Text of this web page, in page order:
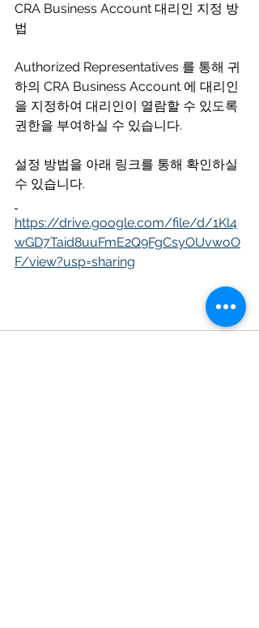
CRA Business Account 대리인 지정 방
법
Authorized Representatives 를 통해 귀
하의 CRA Business Account 에 대리인
을 지정하여 대리인이 열람할 수 있도록
권한을 부여하실 수 있습니다.
설정 방법을 아래 링크를 통해 확인하실
수 있습니다.
https://drive.google.com/file/d/1Kl4
wGD7Taid8uuFmE2Q9FgCsyOUvwoO
F/view?usp=sharing